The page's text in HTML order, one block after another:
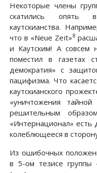
Некоторые члены
скатились опять
каутскианства.
что в «Neue Zeit»8
и Каутским! А
поместил в газетах
демократия» с
пацифизма. Что
каутскианского
«уничтожения
решительным
«Интернационал»
колеблющееся в
Из ошибочных
в 5-ом тезисе группы